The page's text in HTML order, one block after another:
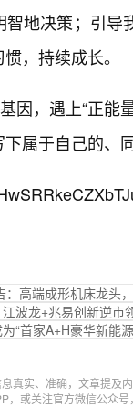
地决策；引
，持续成长。
因，遇上“正
属于自己的、
高端成形机床龙头
江波龙+兆易创新逆
“首家A+H豪华新能
真实、准确，文章提及
，或关注官方微信公众